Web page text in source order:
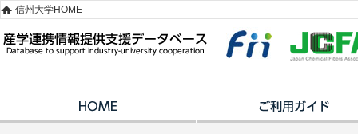
信州大学HOME